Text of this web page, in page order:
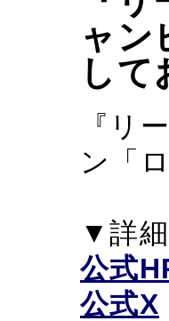
ャン
して
『リ
ン「
▼詳
公式
公式X